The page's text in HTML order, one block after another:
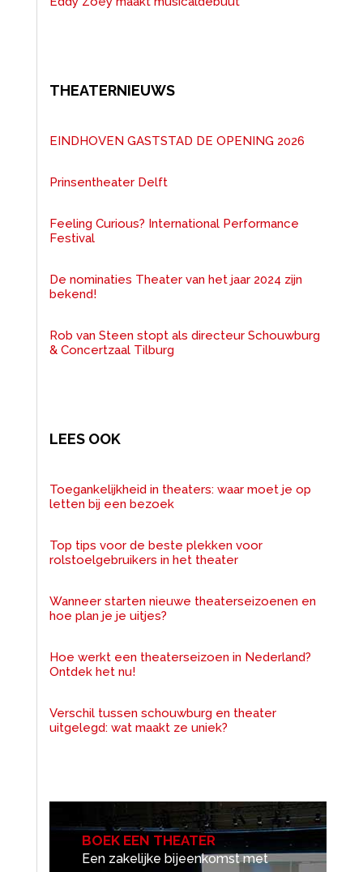
THEATERNIEUWS
EINDHOVEN GASTSTAD DE OPENING 2026
Prinsentheater Delft
Feeling Curious? International Performance
Festival
De nominaties Theater van het jaar 2024 zijn
bekend!
Rob van Steen stopt als directeur Schouwburg
& Concertzaal Tilburg
LEES OOK
Toegankelijkheid in theaters: waar moet je op
letten bij een bezoek
Top tips voor de beste plekken voor
rolstoelgebruikers in het theater
Wanneer starten nieuwe theaterseizoenen en
hoe plan je je uitjes?
Hoe werkt een theaterseizoen in Nederland?
Ontdek het nu!
Verschil tussen schouwburg en theater
uitgelegd: wat maakt ze uniek?
BOEK EEN THEATER
Een zakelijke bijeenkomst met